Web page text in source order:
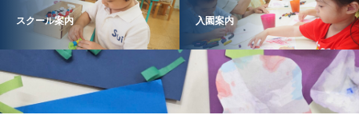
スクール案内 入園案内